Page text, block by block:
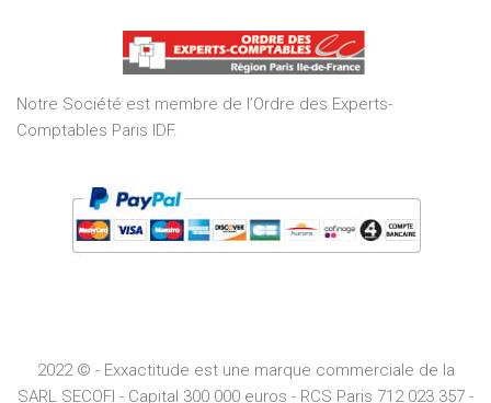
of
5
Notre Société est membre de l’Ordre des Experts-
Comptables Paris IDF.
2022 © - Exxactitude est une marque commerciale de la
SARL SECOFI - Capital 300 000 euros - RCS Paris 712 023 357 -